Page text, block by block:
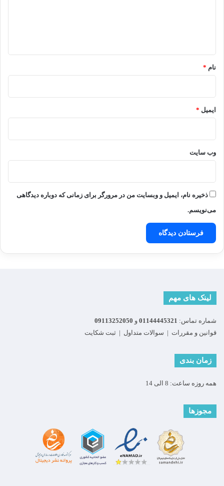
نام *
ایمیل *
وب‌ سایت
ذخیره نام، ایمیل و وبسایت من در مرورگر برای زمانی که دوباره دیدگاهی
می‌نویسم.
لینک های مهم
شماره تماس: 01144445321 و 09113252050
قوانین و مقررات | سوالات متداول | ثبت شکایت
زمان بندی
همه روزه ساعت: 8 الی 14
مجوزها